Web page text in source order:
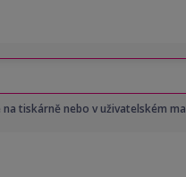
tiskárně nebo v uživatelském